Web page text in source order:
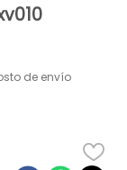
de envío